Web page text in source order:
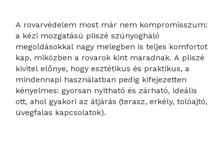
A rovarvédelem most már nem kompromisszum:
a kézi mozgatású pliszé szúnyogháló
megoldásokkal nagy melegben is teljes komfortot
kap, miközben a rovarok kint maradnak. A pliszé
kivitel előnye, hogy esztétikus és praktikus, a
mindennapi használatban pedig kifejezetten
kényelmes: gyorsan nyitható és zárható, ideális
ott, ahol gyakori az átjárás (terasz, erkély, tolóajtó,
üvegfalas kapcsolatok).